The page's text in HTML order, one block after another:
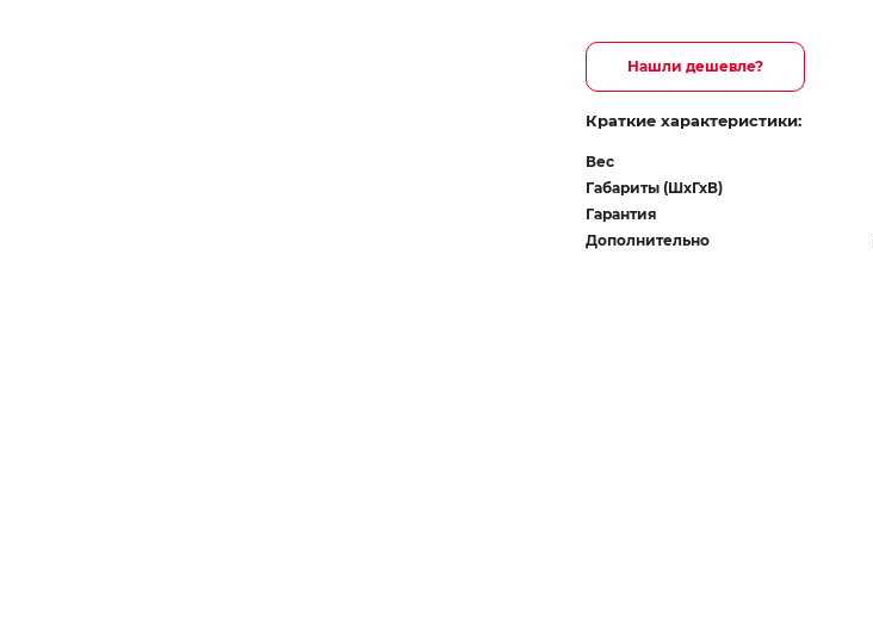
Нашли дешевле?
Краткие характеристики:
Вес
Габариты (ШхГхВ)
Гарантия
Дополнительно